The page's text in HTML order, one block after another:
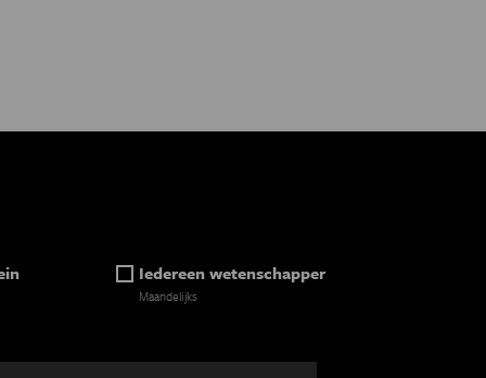
Iedereen wetenschapper
Maandelijks